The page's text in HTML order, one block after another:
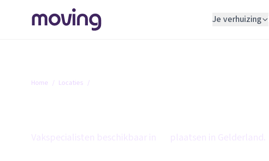
Je verhuizing
Home / Locaties /